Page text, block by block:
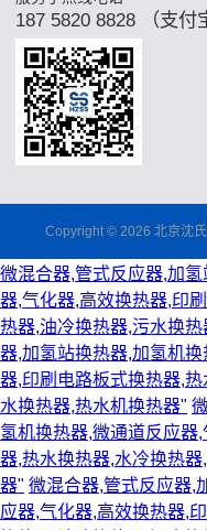
187 5820 8828 （支付
Copyright © 2026 北京沈
微混合器,管式反应器,加
器,气化器,高效换热器,印
热器,油冷换热器,污水换
器,加氢站换热器,加氢机
器,印刷电路板式换热器,
水换热器,热水机换热器"
氢机换热器,微通道反应器
器,热水换热器,水冷换热
器" 微混合器,管式反应器,
应器,气化器,高效换热器,